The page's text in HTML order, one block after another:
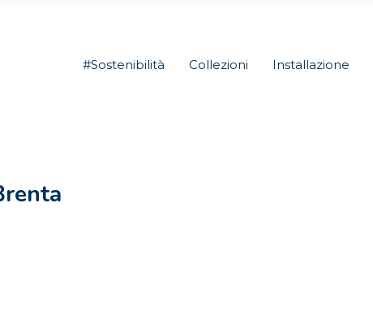
#Sostenibilità Collezioni Installazione